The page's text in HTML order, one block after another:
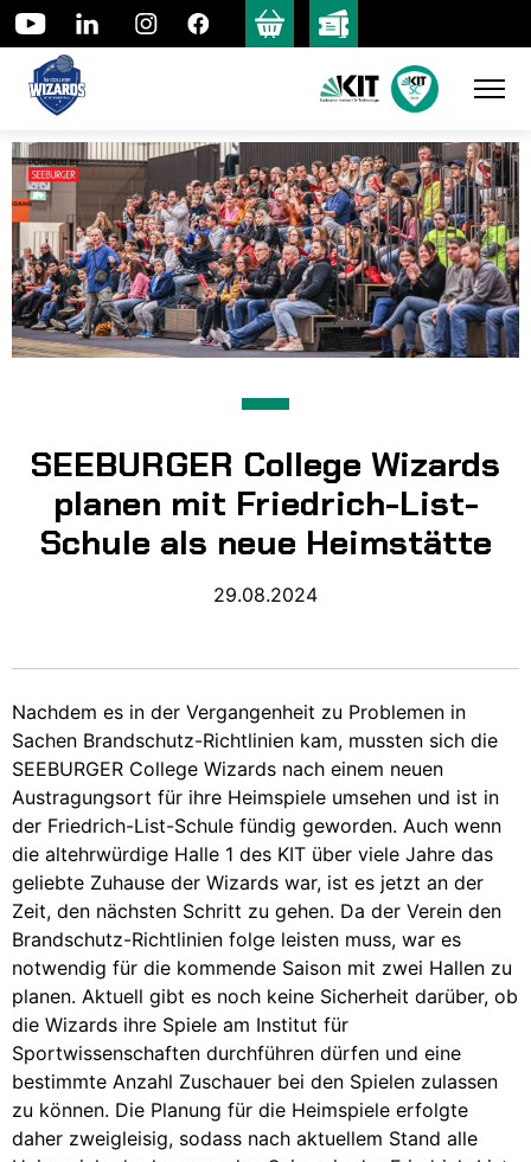
Skip
to
content
SEEBURGER College Wizards
planen mit Friedrich-List-
Schule als neue Heimstätte
29.08.2024
Nachdem es in der Vergangenheit zu Problemen in
Sachen Brandschutz-Richtlinien kam, mussten sich die
SEEBURGER College Wizards nach einem neuen
Austragungsort für ihre Heimspiele umsehen und ist in
der Friedrich-List-Schule fündig geworden. Auch wenn
die altehrwürdige Halle 1 des KIT über viele Jahre das
geliebte Zuhause der Wizards war, ist es jetzt an der
Zeit, den nächsten Schritt zu gehen. Da der Verein den
Brandschutz-Richtlinien folge leisten muss, war es
notwendig für die kommende Saison mit zwei Hallen zu
planen. Aktuell gibt es noch keine Sicherheit darüber, ob
die Wizards ihre Spiele am Institut für
Sportwissenschaften durchführen dürfen und eine
bestimmte Anzahl Zuschauer bei den Spielen zulassen
zu können. Die Planung für die Heimspiele erfolgte
daher zweigleisig, sodass nach aktuellem Stand alle